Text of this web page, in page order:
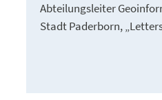
Abteilungsleiter
Stadt Paderborn,